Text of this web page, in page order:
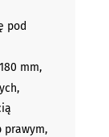
pod
mm,
prawym,